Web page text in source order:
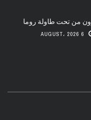
من تحت طاولة روما
6 AUGUST، 2026